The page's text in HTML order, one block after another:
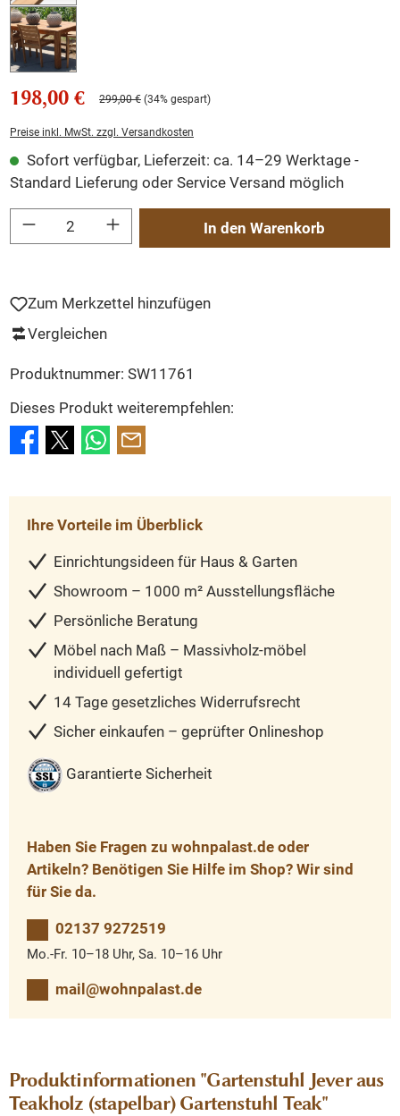
198,00 € 299,00 € (34% gespart)
Preise inkl. MwSt. zzgl. Versandkosten
Sofort verfügbar, Lieferzeit: ca. 14–29 Werktage -
Standard Lieferung oder Service Versand möglich
Produkt Anzahl: Gib den gewünschten Wert ein oder benutze die Schaltflächen
In den Warenkorb
Zum Merkzettel hinzufügen
Vergleichen
Produktnummer: SW11761
Dieses Produkt weiterempfehlen:
Ihre Vorteile im Überblick
Einrichtungsideen für Haus & Garten
Showroom – 1000 m² Ausstellungsfläche
Persönliche Beratung
Möbel nach Maß – Massivholz-möbel
individuell gefertigt
14 Tage gesetzliches Widerrufsrecht
Sicher einkaufen – geprüfter Onlineshop
Garantierte Sicherheit
Haben Sie Fragen zu wohnpalast.de oder
Artikeln? Benötigen Sie Hilfe im Shop? Wir sind
für Sie da.
02137 9272519
Mo.-Fr. 10–18 Uhr, Sa. 10–16 Uhr
mail@wohnpalast.de
Produktinformationen "Gartenstuhl Jever aus
Teakholz (stapelbar) Gartenstuhl Teak"